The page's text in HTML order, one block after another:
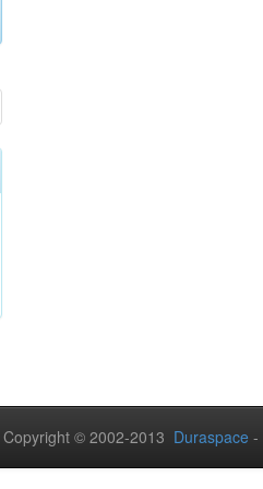
Copyright © 2002-2013 Duraspace -